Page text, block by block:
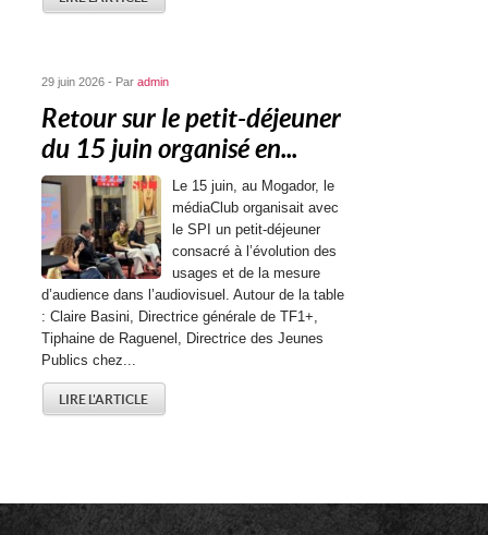
29 juin 2026 - Paradmin
Retour sur le petit-déjeuner
du 15 juin organisé en...
Le 15 juin, au Mogador, le
médiaClub organisait avec
le SPI un petit-déjeuner
consacré à l’évolution des
usages et de la mesure
d’audience dans l’audiovisuel. Autour de la table
: Claire Basini, Directrice générale de TF1+,
Tiphaine de Raguenel, Directrice des Jeunes
Publics chez...
LIRE L'ARTICLE